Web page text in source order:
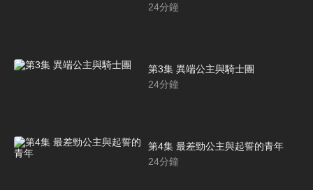
24分鐘
第3集 異端公主與騎士團
24分鐘
第4集 最差勁公主與起誓的青年
24分鐘